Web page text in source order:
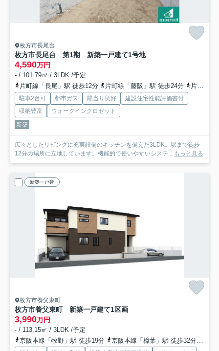
枚方市長尾台
枚方市長尾台 第1期 新築一戸建て1号地
4,590万円
- / 101.79㎡ / 3LDK /予定
片町線「長尾」駅 徒歩12分
片町線「藤阪」駅 徒歩24分 片町線「松井山手」駅 徒歩31分
駐車2台可 都市ガス 陽当り良好
建設住宅性能評価書付
収納豊富
ウォークインクロゼット
新築
広々としたリビングに充実設備のキッチンを備えた3LDK。駅まで徒歩
12分の場所に立地しています。機能的で使いやすいシステ... もっと見る
新築一戸建
枚方市養父東町
枚方市養父東町 新築一戸建て1区画
3,990万円
- / 113.15㎡ / 3LDK /予定
京阪本線「牧野」駅 徒歩19分
京阪本線「樟葉」駅 徒歩32分